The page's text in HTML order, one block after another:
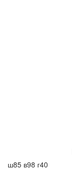
ш85 в98 г40